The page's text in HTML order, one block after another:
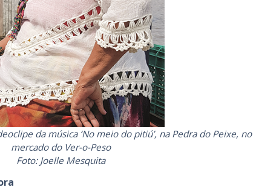
da música ‘No meio do pitiú’, na Pedra do Peixe, no
mercado do Ver-o-Peso
Foto: Joelle Mesquita